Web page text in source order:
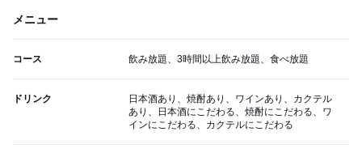
メニュー
コース 飲み放題、3時間以上飲み放題、食べ放題
ドリンク
日本酒あり、焼酎あり、ワインあり、カクテル
あり、日本酒にこだわる、焼酎にこだわる、ワ
インにこだわる、カクテルにこだわる